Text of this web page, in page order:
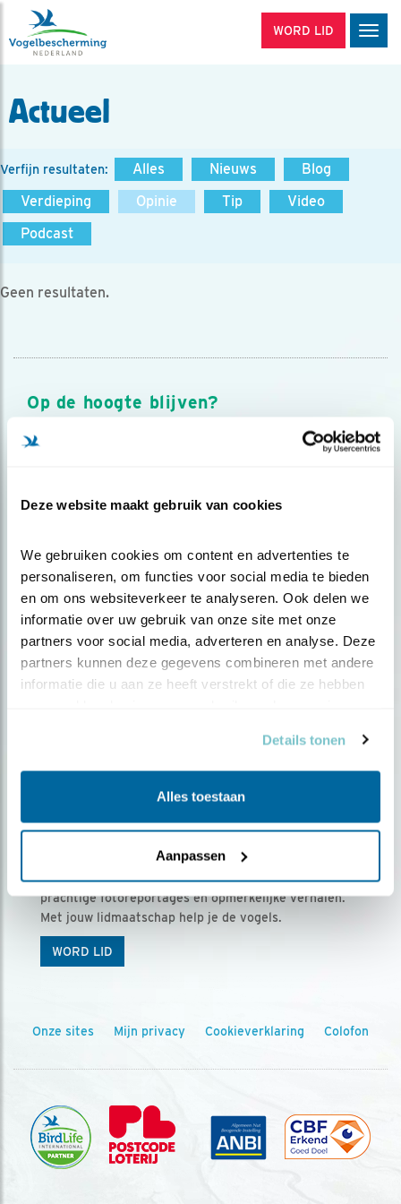
Deze website maakt gebruik van cookies
We gebruiken cookies om content en advertenties te
personaliseren, om functies voor social media te bieden
en om ons websiteverkeer te analyseren. Ook delen we
informatie over uw gebruik van onze site met onze
partners voor social media, adverteren en analyse. Deze
partners kunnen deze gegevens combineren met andere
informatie die u aan ze heeft verstrekt of die ze hebben
Details tonen
Alles toestaan
Aanpassen
WORD LID
Actueel
Verfijn resultaten: Alles Nieuws
Blog
Verdieping
Opinie Tip
Video
Podcast
Geen resultaten.
Op de hoogte blijven?
Meld je aan en ontvang nieuws, inspiratie, acties en tips
over vogels en activiteiten van Vogelbescherming.
Ontvang 5 x Vogels voor € 36,00 per jaar
Vogels is het tijdschrift voor onze leden, met
prachtige fotoreportages en opmerkelijke verhalen.
Met jouw lidmaatschap help je de vogels.
WORD LID
Onze sites Mijn privacy Cookieverklaring Colofon